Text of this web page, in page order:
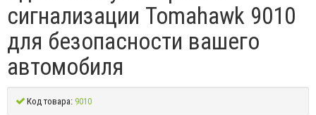
сигнализации Tomahawk 9010
для безопасности вашего
автомобиля
Код товара: 9010